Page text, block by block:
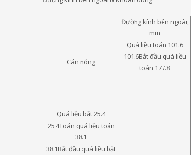
Cán nóng
Đường kính bên ngoài,
mm
Quá liều toán 101.6
101.6Bắt đầu quá liều
toán 177.8
Quá liều bắt 25.4
25.4Toán quá liều toán
38.1
38.1Bắt đầu quá liều bắt